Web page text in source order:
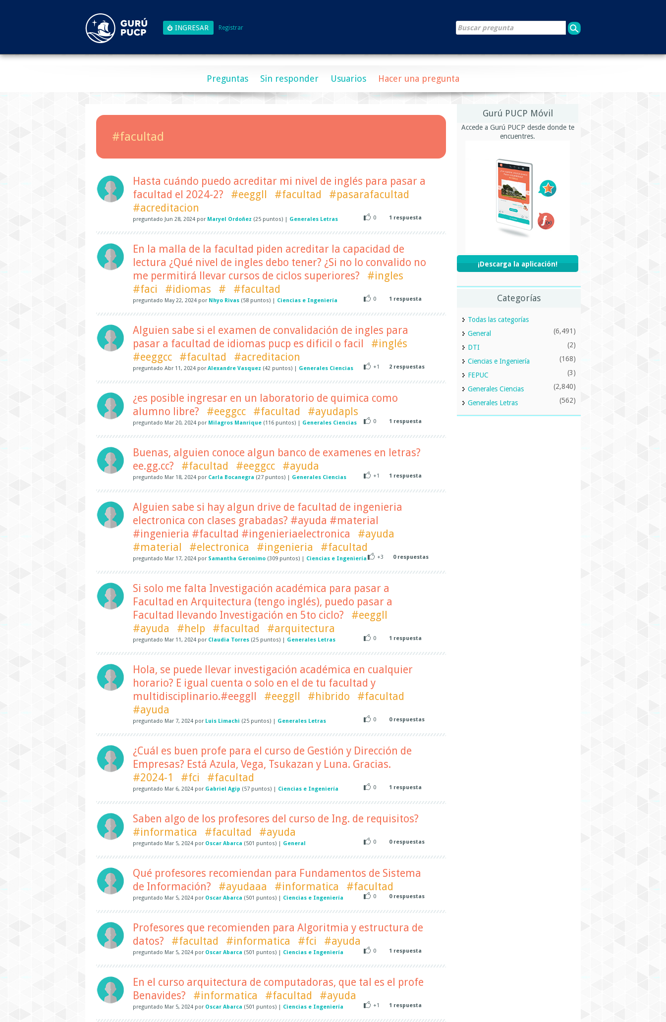
Registrar
Preguntas Sin responder Usuarios Hacer una pregunta
#facultad
Hasta cuándo puedo acreditar mi nivel de inglés para pasar a
facultad el 2024-2?
#eeggll #facultad
#pasarafacultad
#acreditacion
preguntado Jun 28, 2024 por Maryel Ordoñez (25 puntos) Generales Letras 0 1 respuesta
En la malla de la facultad piden acreditar la capacidad de
lectura ¿Qué nivel de ingles debo tener? ¿Si no lo convalido no
me permitirá llevar cursos de ciclos superiores?
#ingles
#faci
#idiomas # #facultad
preguntado May 22, 2024 por Nhyo Rivas (58 puntos) Ciencias e Ingeniería 0 1 respuesta
Alguien sabe si el examen de convalidación de ingles para
pasar a facultad de idiomas pucp es dificil o facil
#inglés
#eeggcc
#facultad #acreditacion
preguntado Abr 11, 2024 por Alexandre Vasquez (42 puntos) Generales Ciencias +1 2 respuestas
¿es posible ingresar en un laboratorio de quimica como
alumno libre?
#eeggcc #facultad #ayudapls
preguntado Mar 20, 2024 por Milagros Manrique (116 puntos) Generales Ciencias 0 1 respuesta
Buenas, alguien conoce algun banco de examenes en letras?
ee.gg.cc?
#facultad #eeggcc #ayuda
preguntado Mar 18, 2024 por Carla Bocanegra (27 puntos) Generales Ciencias +1 1 respuesta
Alguien sabe si hay algun drive de facultad de ingenieria
electronica con clases grabadas? #ayuda #material
#ingenieria #facultad #ingenieriaelectronica
#ayuda
#material
#electronica #ingenieria #facultad
preguntado Mar 17, 2024 por Samantha Geronimo (309 puntos) Ciencias e Ingeniería +3 0respuestas
Si solo me falta Investigación académica para pasar a
Facultad en Arquitectura (tengo inglés), puedo pasar a
Facultad llevando Investigación en 5to ciclo?
#eeggll
#ayuda
#help #facultad #arquitectura
preguntado Mar 11, 2024 por Claudia Torres (25 puntos) Generales Letras 0 1 respuesta
Hola, se puede llevar investigación académica en cualquier
horario? E igual cuenta o solo en el de tu facultad y
multidisciplinario.#eeggll
#eeggll #hibrido
#facultad
#ayuda
preguntado Mar 7, 2024 por Luis Limachi (25 puntos) Generales Letras 0 0respuestas
¿Cuál es buen profe para el curso de Gestión y Dirección de
Empresas? Está Azula, Vega, Tsukazan y Luna. Gracias.
#2024-1
#fci #facultad
preguntado Mar 6, 2024 por Gabriel Agip (57 puntos) Ciencias e Ingeniería 0 1 respuesta
Saben algo de los profesores del curso de Ing. de requisitos?
#informatica
#facultad #ayuda
preguntado Mar 5, 2024 por Oscar Abarca (501 puntos) General 0 0respuestas
Qué profesores recomiendan para Fundamentos de Sistema
de Información?
#ayudaaa #informatica #facultad
preguntado Mar 5, 2024 por Oscar Abarca (501 puntos) Ciencias e Ingeniería 0 0respuestas
Profesores que recomienden para Algoritmia y estructura de
datos?
#facultad #informatica #fci #ayuda
preguntado Mar 5, 2024 por Oscar Abarca (501 puntos) Ciencias e Ingeniería 0 1 respuesta
En el curso arquitectura de computadoras, que tal es el profe
Benavides?
#informatica #facultad #ayuda
preguntado Mar 5, 2024 por Oscar Abarca (501 puntos) Ciencias e Ingeniería +1 1 respuesta
Gurú PUCP Móvil
Accede a Gurú PUCP desde donde te
encuentres.
¡Descarga la aplicación!
Categorías
Todas las categorías
General
(6,491)
DTI (2)
Ciencias e Ingeniería (168)
FEPUC (3)
Generales Ciencias (2,840)
Generales Letras (562)